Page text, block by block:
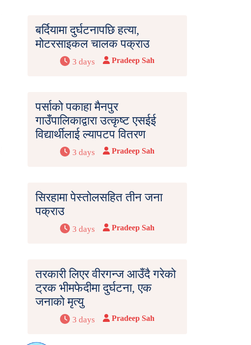
बर्दियामा दुर्घटनापछि हत्या,
मोटरसाइकल चालक पक्राउ
3 days Pradeep Sah
पर्साको पकाहा मैनपुर
गाउँपालिकाद्वारा उत्कृष्ट एसईई
विद्यार्थीलाई ल्यापटप वितरण
3 days Pradeep Sah
सिरहामा पेस्तोलसहित तीन जना
पक्राउ
3 days Pradeep Sah
तरकारी लिएर वीरगन्ज आउँदै गरेको
ट्रक भीमफेदीमा दुर्घटना, एक
जनाको मृत्यु
3 days Pradeep Sah